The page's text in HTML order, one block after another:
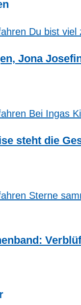
Jona
steht die